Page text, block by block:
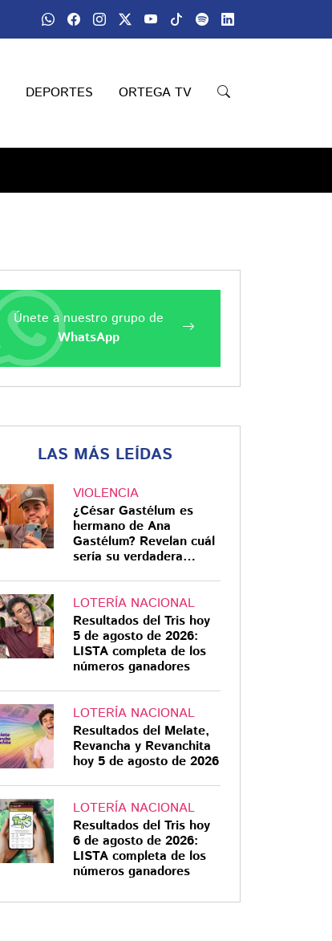
DEPORTES ORTEGA TV
Únete a nuestro grupo de
WhatsApp
LAS MÁS LEÍDAS
VIOLENCIA
¿César Gastélum es
hermano de Ana
Gastélum? Revelan cuál
sería su verdadera
LOTERÍA NACIONAL
Resultados del Tris hoy
5 de agosto de 2026:
LISTA completa de los
números ganadores
LOTERÍA NACIONAL
Resultados del Melate,
Revancha y Revanchita
hoy 5 de agosto de 2026
LOTERÍA NACIONAL
Resultados del Tris hoy
6 de agosto de 2026:
LISTA completa de los
números ganadores